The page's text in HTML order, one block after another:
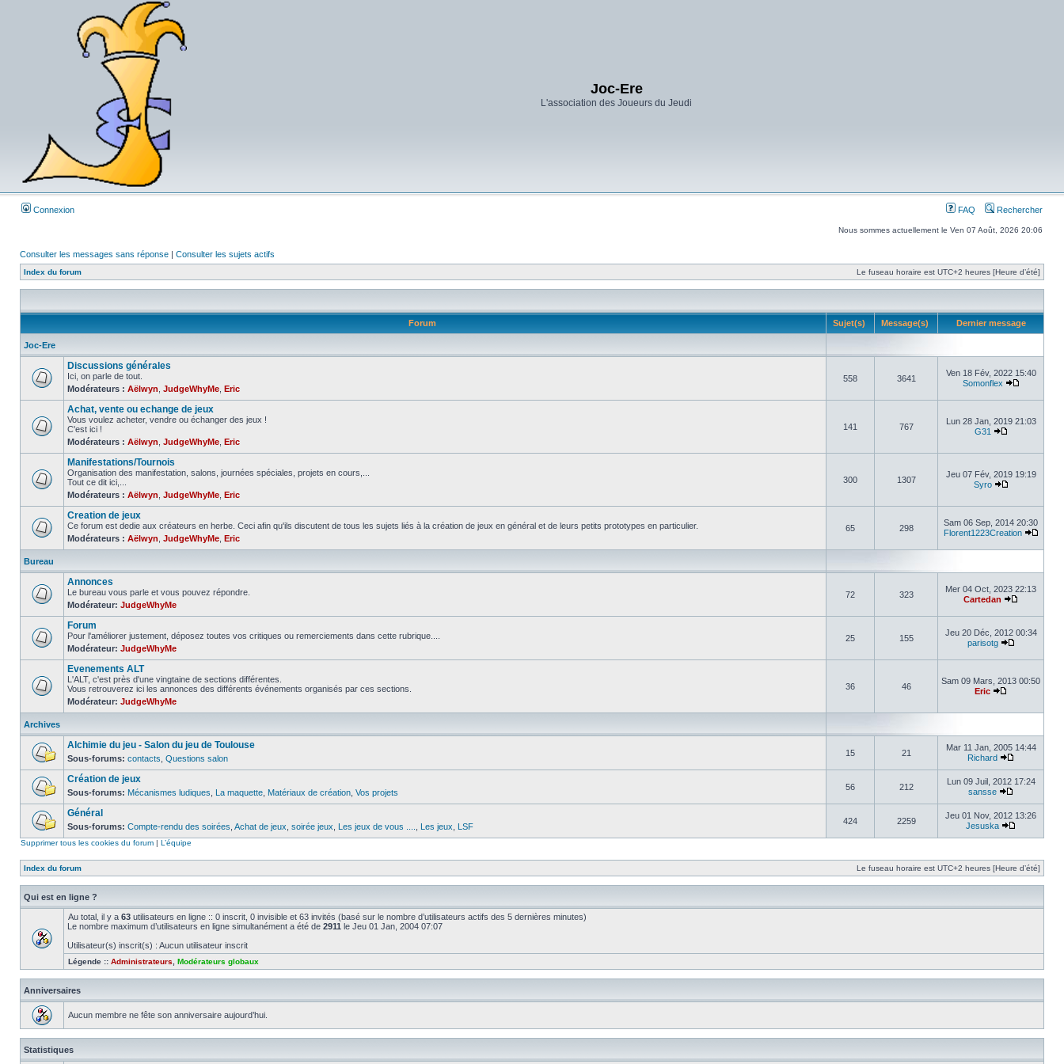
Joc-Ere
L'association des Joueurs du Jeudi
Connexion FAQ Rechercher
Nous sommes actuellement le Ven 07 Août, 2026 20:06
Consulter les messages sans réponse | Consulter les sujets actifs
Index du forum Le fuseau horaire est UTC+2 heures [Heure d’été]
Forum Sujet(s) Message(s) Dernier message
Joc-Ere
Discussions générales
Ici, on parle de tout.
Modérateurs : Aëlwyn JudgeWhyMe Eric
558 3641
Ven 18 Fév, 2022 15:40
Somonflex
Achat, vente ou echange de jeux
Vous voulez acheter, vendre ou échanger des jeux !
C'est ici !
Modérateurs : Aëlwyn JudgeWhyMe Eric
141 767
Lun 28 Jan, 2019 21:03
G31
Manifestations/Tournois
Organisation des manifestation, salons, journées spéciales, projets en cours,...
Tout ce dit ici,...
Modérateurs : Aëlwyn JudgeWhyMe Eric
300 1307
Jeu 07 Fév, 2019 19:19
Syro
Creation de jeux
Ce forum est dedie aux créateurs en herbe. Ceci afin qu'ils discutent de tous les sujets liés à la création de jeux en général et de leurs petits prototypes en particulier.
Modérateurs : Aëlwyn JudgeWhyMe Eric
65 298
Sam 06 Sep, 2014 20:30
Florent1223Creation
Bureau
Annonces
Le bureau vous parle et vous pouvez répondre.
Modérateur: JudgeWhyMe
72 323
Mer 04 Oct, 2023 22:13
Cartedan
Forum
Pour l'améliorer justement, déposez toutes vos critiques ou remerciements dans cette rubrique....
Modérateur: JudgeWhyMe
25 155
Jeu 20 Déc, 2012 00:34
parisotg
Evenements ALT
L'ALT, c'est près d'une vingtaine de sections différentes.
Vous retrouverez ici les annonces des différents événements organisés par ces sections.
Modérateur: JudgeWhyMe
36 46
Sam 09 Mars, 2013 00:50
Eric
Archives
Alchimie du jeu - Salon du jeu de Toulouse
Sous-forums: contacts Questions salon
15 21
Mar 11 Jan, 2005 14:44
Richard
Création de jeux
Sous-forums: Mécanismes ludiques La maquette Matériaux de création Vos projets
56 212
Lun 09 Juil, 2012 17:24
sansse
Général
Sous-forums: Compte-rendu des soirées Achat de jeux soirée jeux Les jeux de vous .... Les jeux LSF
424 2259
Jeu 01 Nov, 2012 13:26
Jesuska
Supprimer tous les cookies du forum | L’équipe
Index du forum Le fuseau horaire est UTC+2 heures [Heure d’été]
Qui est en ligne ?
Au total, il y a 63 utilisateurs en ligne :: 0 inscrit, 0 invisible et 63 invités (basé sur le nombre d’utilisateurs actifs des 5 dernières minutes)
Le nombre maximum d’utilisateurs en ligne simultanément a été de 2911 le Jeu 01 Jan, 2004 07:07
Utilisateur(s) inscrit(s) : Aucun utilisateur inscrit
Légende :: Administrateurs Modérateurs globaux
Anniversaires
Aucun membre ne fête son anniversaire aujourd’hui.
Statistiques